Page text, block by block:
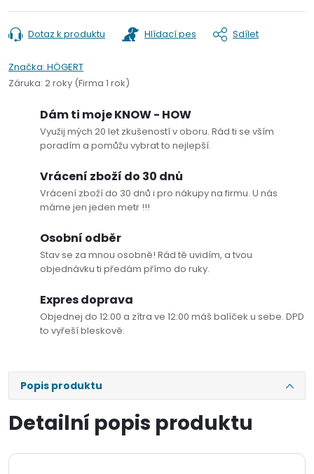
Dotaz k produktu Hlídací pes Sdílet
Značka: HÖGERT
Záruka: 2 roky (Firma 1 rok)
Dám ti moje KNOW - HOW
Využij mých 20 let zkušeností v oboru. Rád ti se vším
poradím a pomůžu vybrat to nejlepší.
Vrácení zboží do 30 dnů
Vrácení zboží do 30 dnů i pro nákupy na firmu. U nás
máme jen jeden metr !!!
Osobní odběr
Stav se za mnou osobně! Rád tě uvidím, a tvou
objednávku ti předám přímo do ruky.
Expres doprava
Objednej do 12:00 a zítra ve 12:00 máš balíček u sebe. DPD
to vyřeší bleskově.
Popis produktu
Detailní popis produktu